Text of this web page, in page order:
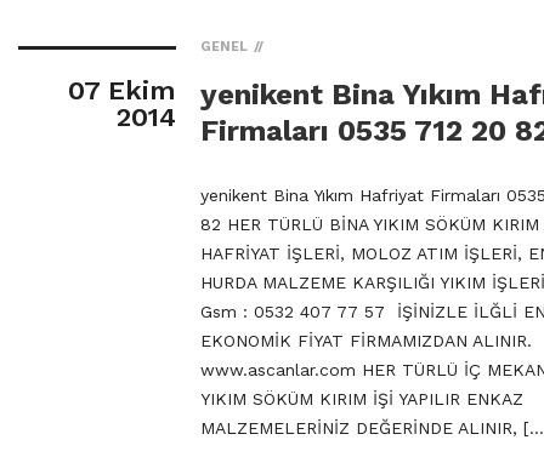
07 Ekim
2014
GENEL
yenikent Bina Yıkım
Firmaları 0535 712 20
yenikent Bina Yıkım Hafriyat Firmaları
82 HER TÜRLÜ BİNA YIKIM SÖKÜM KIRIM
HAFRİYAT İŞLERİ, MOLOZ ATIM İŞLERİ,
HURDA MALZEME KARŞILIĞI YIKIM
Gsm : 0532 407 77 57 İŞİNİZLE İLĞLİ EN
EKONOMİK FİYAT FİRMAMIZDAN ALINIR.
www.ascanlar.com HER TÜRLÜ İÇ
YIKIM SÖKÜM KIRIM İŞİ YAPILIR ENKAZ
MALZEMELERİNİZ DEĞERİNDE ALINIR,